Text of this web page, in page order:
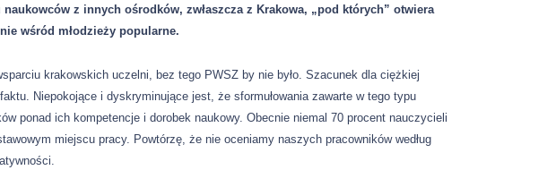
z innych ośrodków, zwłaszcza z Krakowa, „pod których” otwiera
wśród młodzieży popularne.
krakowskich uczelni, bez tego PWSZ by nie było. Szacunek dla ciężkiej
Niepokojące i dyskryminujące jest, że sformułowania zawarte w tego typu
ponad ich kompetencje i dorobek naukowy. Obecnie niemal 70 procent nauczycieli
miejscu pracy. Powtórzę, że nie oceniamy naszych pracowników według